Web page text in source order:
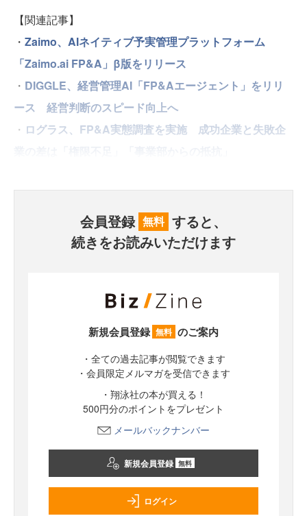
【関連記事】
・ Zaimo、AIネイティブ予実管理プラットフォーム
「Zaimo.ai FP&A」β版をリリース
・ DIGGLE、経営管理AI「FP&Aエージェント」をリリ
ース 経営判断のスピード向上へ
・ ログラス、FP&A実態調査を実施 成功企業と失敗企
会員登録 無料 すると、
続きをお読みいただけます
新規会員登録 無料 のご案内
・全ての過去記事が閲覧できます
・会員限定メルマガを受信できます
・翔泳社の本が買える！
500円分のポイントをプレゼント
メールバックナンバー
新規会員登録 無料
ログイン